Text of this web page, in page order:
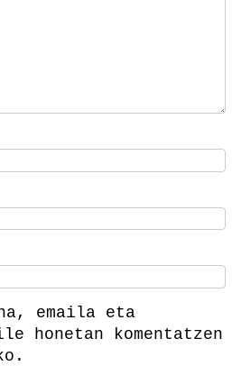
emaila eta
honetan komentatzen